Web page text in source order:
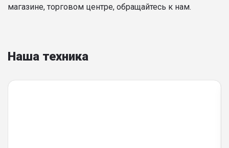
магазине, торговом центре, обращайтесь к нам.
Наша техника